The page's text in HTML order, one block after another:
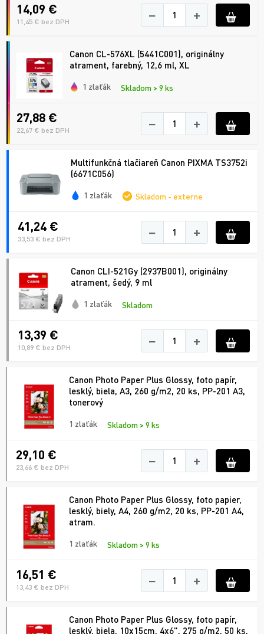
14,09 €
11,45 € bez DPH − +
Canon CL-576XL (5441C001), originálny
atrament, farebný, 12,6 ml, XL
1 zlaťák Skladom > 9 ks
27,88 €
22,67 € bez DPH − +
Multifunkčná tlačiareň Canon PIXMA TS3752i
(6671C056)
1 zlaťák Skladom - externe
41,24 €
33,53 € bez DPH − +
Canon CLI-521Gy (2937B001), originálny
atrament, šedý, 9 ml
1 zlaťák Skladom
13,39 €
10,89 € bez DPH − +
Canon Photo Paper Plus Glossy, foto papír,
lesklý, biela, A3, 260 g/m2, 20 ks, PP-201 A3,
tonerový
1 zlaťák Skladom > 9 ks
29,10 €
23,66 € bez DPH − +
Canon Photo Paper Plus Glossy, foto papier,
lesklý, biely, A4, 260 g/m2, 20 ks, PP-201 A4,
atram.
1 zlaťák Skladom > 9 ks
16,51 €
13,43 € bez DPH − +
Canon Photo Paper Plus Glossy, foto papír,
lesklý, biela, 10x15cm, 4x6", 275 g/m2, 50 ks,